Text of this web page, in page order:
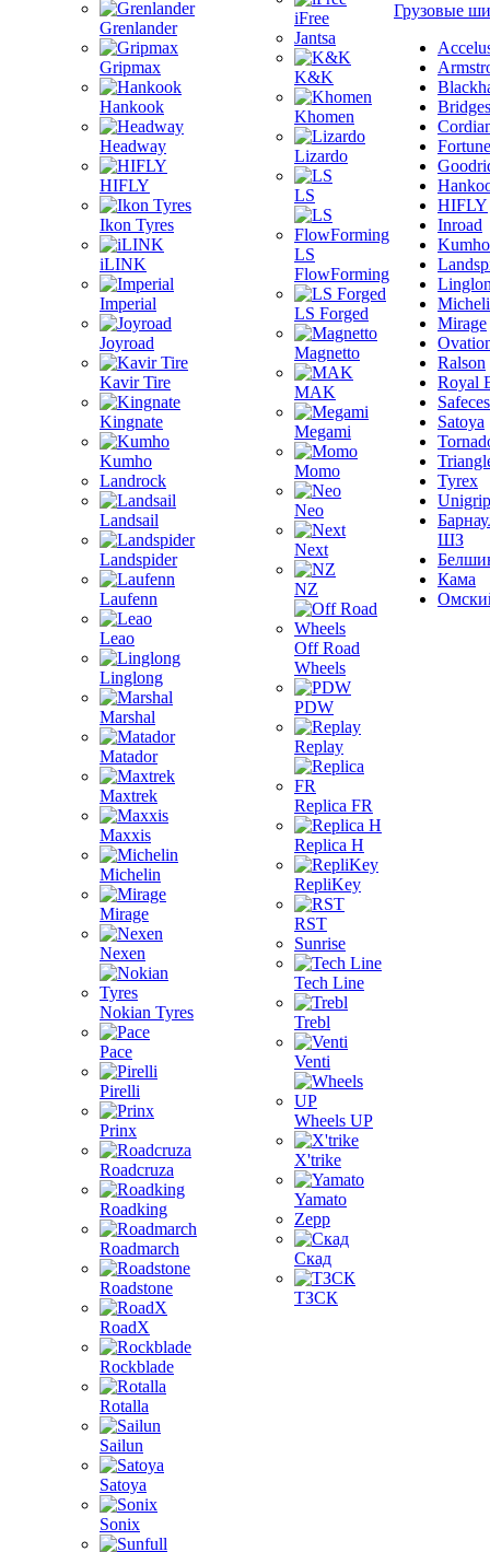
Grenlander
Gripmax
Hankook
Headway
HIFLY
Ikon Tyres
iLINK
Imperial
Joyroad
Kavir Tire
Kingnate
Kumho
Landrock
Landsail
Landspider
Laufenn
Leao
Linglong
Marshal
Matador
Maxtrek
Maxxis
Michelin
Mirage
Nexen
Nokian Tyres
Pace
Pirelli
Prinx
Roadcruza
Roadking
Roadmarch
Roadstone
RoadX
Rockblade
Rotalla
Sailun
Satoya
Sonix
iFree
Jantsa
K&K
Khomen
Lizardo
LS
LS
FlowForming
LS Forged
Magnetto
MAK
Megami
Momo
Neo
Next
NZ
Off Road
Wheels
PDW
Replay
Replica FR
Replica H
RepliKey
RST
Sunrise
Tech Line
Trebl
Venti
Wheels UP
X'trike
Yamato
Zepp
Скад
ТЗСК
Грузовые
Fortune
HIFLY
Inroad
Kumho
Mirage
Ralson
Royal
Satoya
Tyrex
Unigrip
ШЗ
Кама